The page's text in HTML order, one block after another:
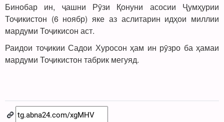
Бинобар ин, ҷашни Рӯзи Қонуни асосии Ҷумҳурии
Тоҷикистон (6 ноябр) яке аз аслитарин идҳои миллии
мардуми Тоҷикисон аст.
Раидои тоҷикии Садои Хуросон ҳам ин рӯзро ба ҳамаи
мардуми Тоҷикистон табрик мегуяд.